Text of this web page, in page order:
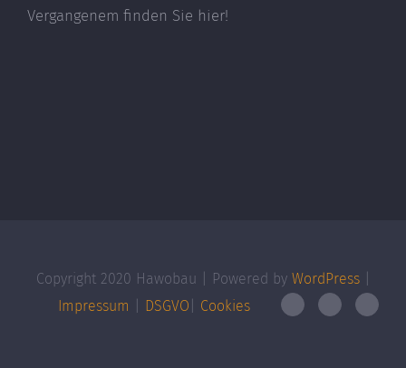
Vergangenem finden Sie hier!
Copyright 2020 Hawobau | Powered by WordPress|
Impressum
DSGVO Cookies